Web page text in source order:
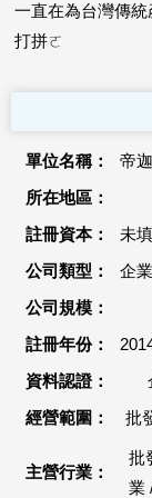
一直在為台灣傳
打拼ㄛ
單位名稱：
帝
所在地區：
註冊資本：
未
公司類型：
企
公司規模：
註冊年份：
資料認證：
經營範圍：
批
主營行業：
批
業